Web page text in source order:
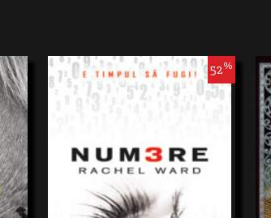
52%